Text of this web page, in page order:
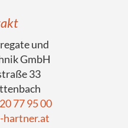
und
GmbH
33
77 95 00
hartner.at